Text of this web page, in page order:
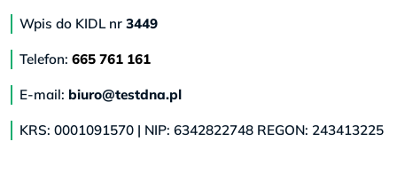
Wpis do KIDL nr 3449
Telefon: 665 761 161
E-mail: biuro@testdna.pl
KRS: 0001091570 | NIP: 6342822748 REGON: 243413225